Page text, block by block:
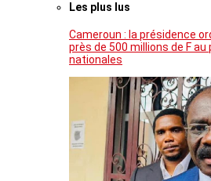
Les plus lus
Cameroun : la présidence
près de 500 millions de F
nationales